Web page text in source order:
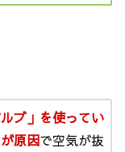
ルブ」を使ってい
原因で空気が抜